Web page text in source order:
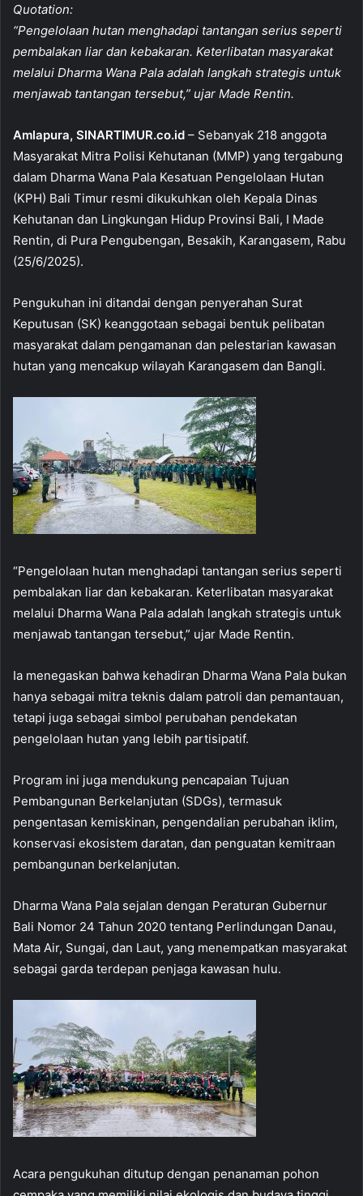
c
e
b
o
o
k
at
s
A
p
p
ai
l
ar
e
Quotation:
“Pengelolaan hutan menghadapi tantangan serius seperti
pembalakan liar dan kebakaran. Keterlibatan masyarakat
melalui Dharma Wana Pala adalah langkah strategis untuk
menjawab tantangan tersebut,” ujar Made Rentin.
Amlapura, SINARTIMUR.co.id – Sebanyak 218 anggota
Masyarakat Mitra Polisi Kehutanan (MMP) yang tergabung
dalam Dharma Wana Pala Kesatuan Pengelolaan Hutan
(KPH) Bali Timur resmi dikukuhkan oleh Kepala Dinas
Kehutanan dan Lingkungan Hidup Provinsi Bali, I Made
Rentin, di Pura Pengubengan, Besakih, Karangasem, Rabu
(25/6/2025).
Pengukuhan ini ditandai dengan penyerahan Surat
Keputusan (SK) keanggotaan sebagai bentuk pelibatan
masyarakat dalam pengamanan dan pelestarian kawasan
hutan yang mencakup wilayah Karangasem dan Bangli.
“Pengelolaan hutan menghadapi tantangan serius seperti
pembalakan liar dan kebakaran. Keterlibatan masyarakat
melalui Dharma Wana Pala adalah langkah strategis untuk
menjawab tantangan tersebut,” ujar Made Rentin.
Ia menegaskan bahwa kehadiran Dharma Wana Pala bukan
hanya sebagai mitra teknis dalam patroli dan pemantauan,
tetapi juga sebagai simbol perubahan pendekatan
pengelolaan hutan yang lebih partisipatif.
Program ini juga mendukung pencapaian Tujuan
Pembangunan Berkelanjutan (SDGs), termasuk
pengentasan kemiskinan, pengendalian perubahan iklim,
konservasi ekosistem daratan, dan penguatan kemitraan
pembangunan berkelanjutan.
Dharma Wana Pala sejalan dengan Peraturan Gubernur
Bali Nomor 24 Tahun 2020 tentang Perlindungan Danau,
Mata Air, Sungai, dan Laut, yang menempatkan masyarakat
sebagai garda terdepan penjaga kawasan hulu.
Acara pengukuhan ditutup dengan penanaman pohon